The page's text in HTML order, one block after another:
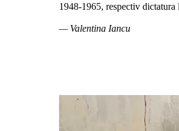
1948-1965, respectiv dictatura
— Valentina Iancu